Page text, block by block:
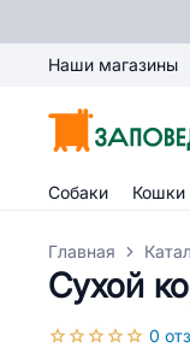
Наши магазины
Собаки Кошки
Главная
Сухой
0